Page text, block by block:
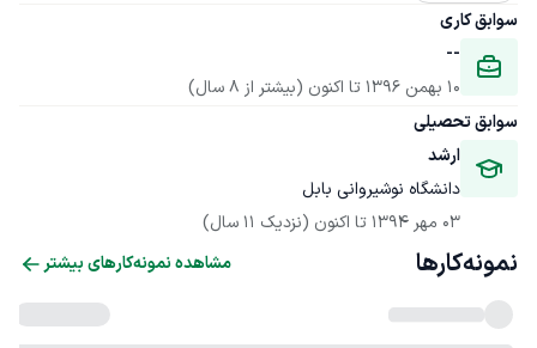
سوابق کاری
--
10 بهمن 1396
تا اکنون (بیشتر از 8 سال)
سوابق تحصیلی
ارشد
دانشگاه نوشیروانی بابل
03 مهر 1394
تا اکنون (نزدیک 11 سال)
نمونه‌کارها مشاهده نمونه‌کارهای بیشتر